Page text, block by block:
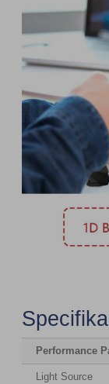
Performance
Light Source